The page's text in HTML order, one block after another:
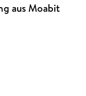
aus Moabit